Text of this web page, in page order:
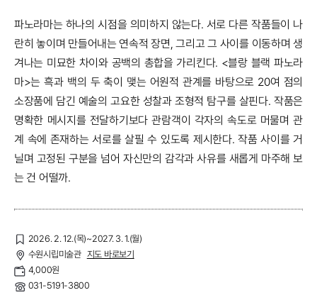
파노라마는 하나의 시점을 의미하지 않는다. 서로 다른 작품들이 나
란히 놓이며 만들어내는 연속적 장면, 그리고 그 사이를 이동하며 생
겨나는 미묘한 차이와 공백의 총합을 가리킨다. <블랑 블랙 파노라
마>는 흑과 백의 두 축이 맺는 어원적 관계를 바탕으로 20여 점의
소장품에 담긴 예술의 고요한 성찰과 조형적 탐구를 살핀다. 작품은
명확한 메시지를 전달하기보다 관람객이 각자의 속도로 머물며 관
계 속에 존재하는 서로를 살필 수 있도록 제시한다. 작품 사이를 거
닐며 고정된 구분을 넘어 자신만의 감각과 사유를 새롭게 마주해 보
는 건 어떨까.
2026. 2. 12.(목)~2027. 3. 1.(월)
수원시립미술관 지도 바로보기
4,000원
031-5191-3800